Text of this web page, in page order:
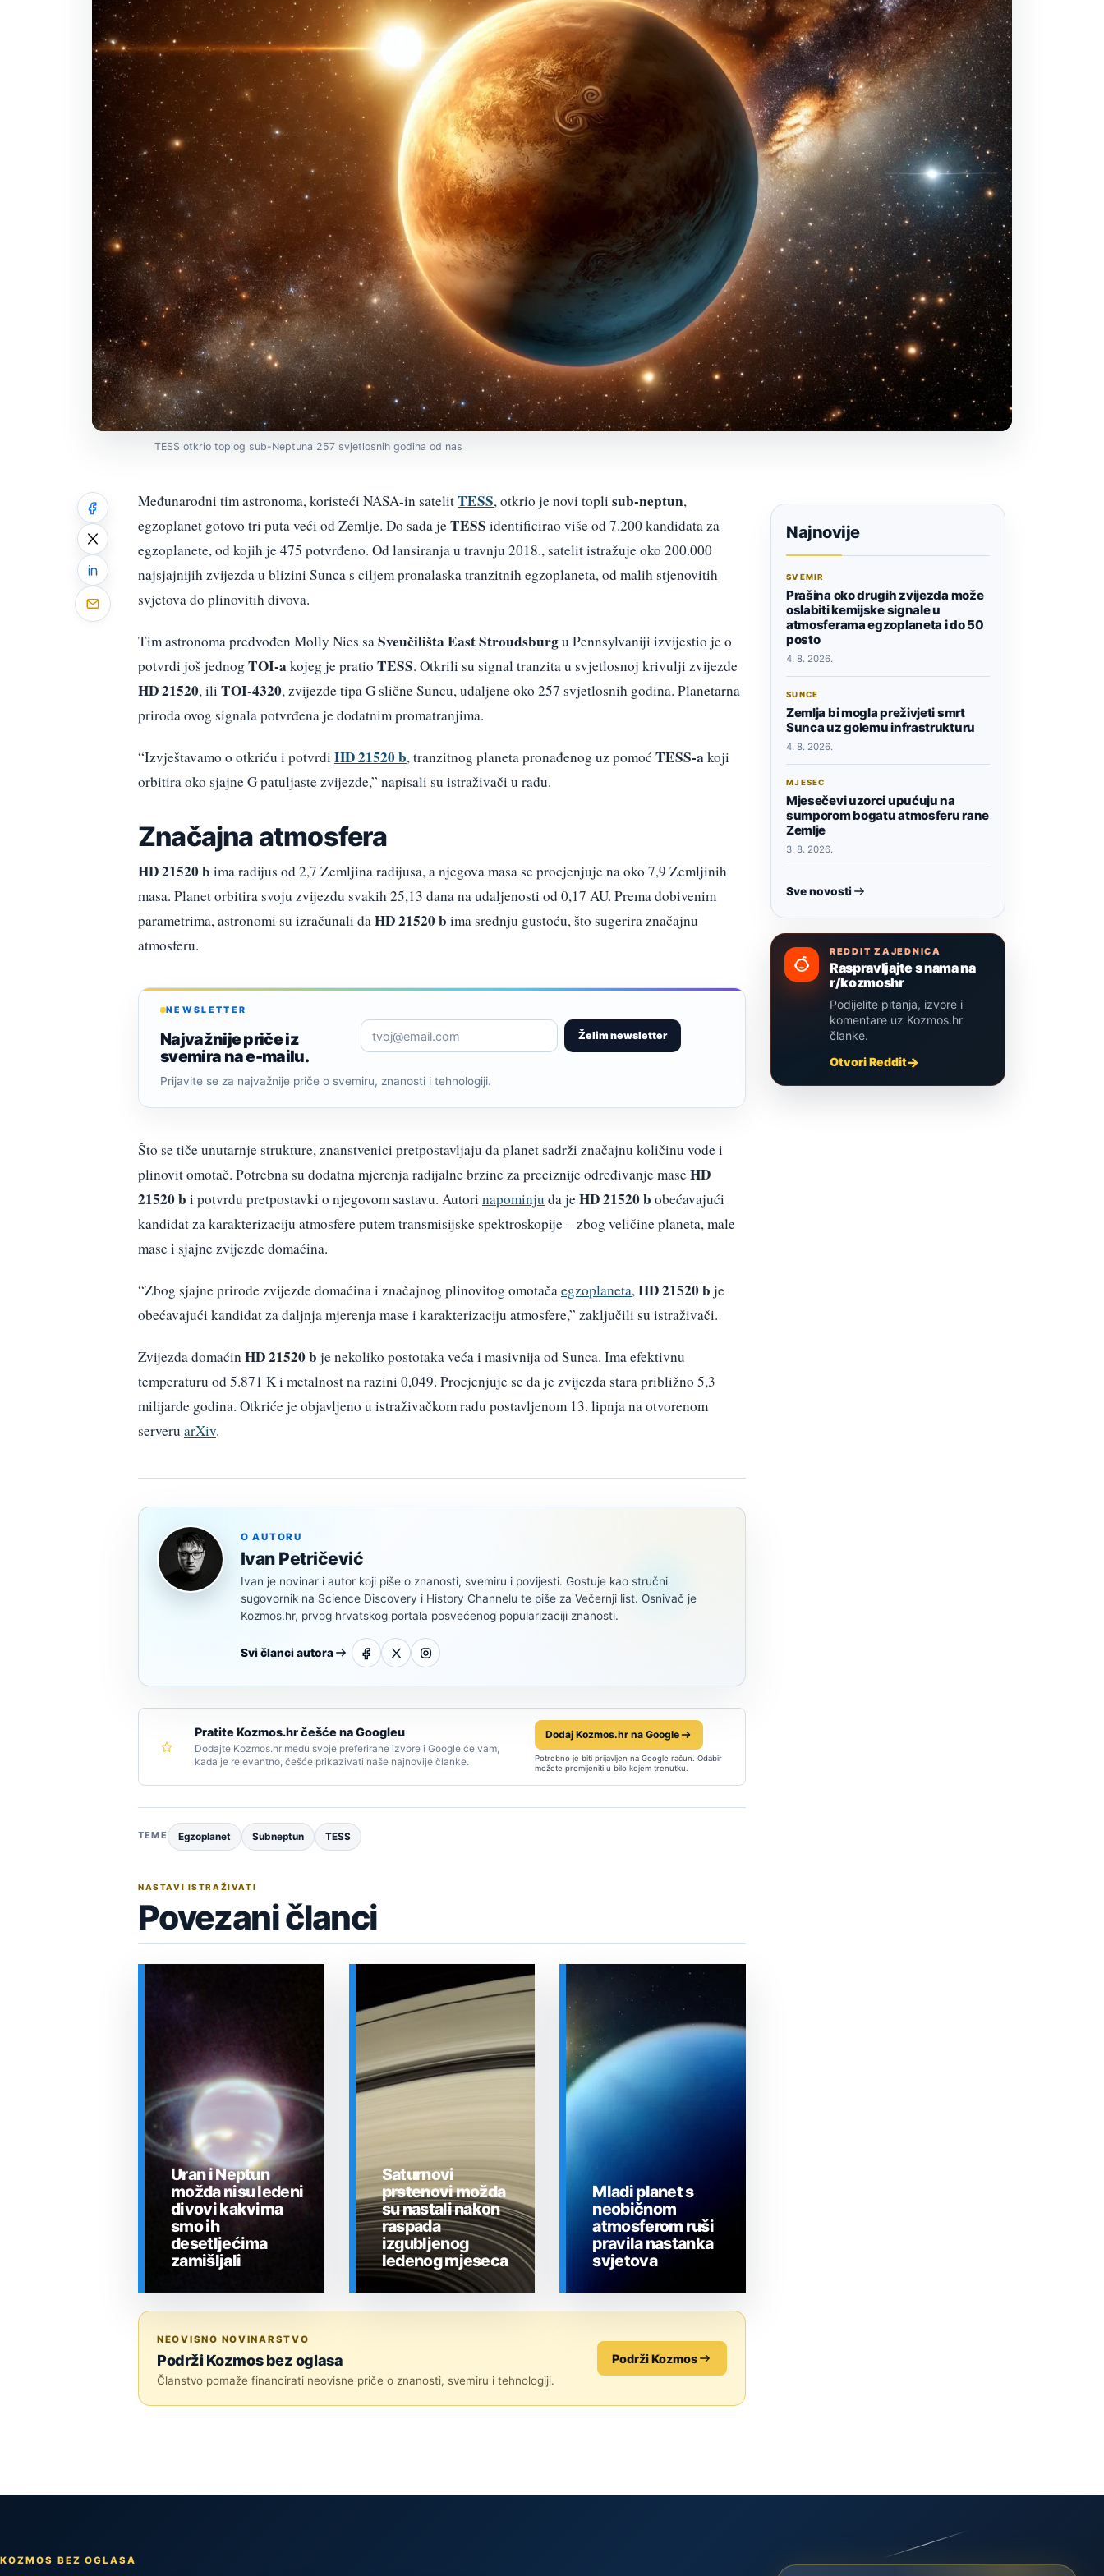
TESS otkrio toplog sub-Neptuna 257 svjetlosnih godina od nas
Međunarodni tim astronoma, koristeći NASA-in satelitTESS, otkrio je novi topli sub-neptun,
egzoplanet gotovo tri puta veći od Zemlje. Do sada jeTESS identificirao više od 7.200 kandidata za
egzoplanete, od kojih je 475 potvrđeno. Od lansiranja u travnju 2018., satelit istražuje oko 200.000
najsjajnijih zvijezda u blizini Sunca s ciljem pronalaska tranzitnih egzoplaneta, od malih stjenovitih
svjetova do plinovitih divova.
Tim astronoma predvođen Molly Nies saSveučilišta East Stroudsburgu Pennsylvaniji izvijestio je o
potvrdi još jednog TOI-a kojeg je pratio TESS. Otkrili su signal tranzita u svjetlosnoj krivulji zvijezde
HD 21520, ili TOI-4320, zvijezde tipa G slične Suncu, udaljene oko 257 svjetlosnih godina. Planetarna
priroda ovog signala potvrđena je dodatnim promatranjima.
“Izvještavamo o otkriću i potvrdi HD 21520 b,tranzitnog planeta pronađenog uz pomoć TESS-a koji
orbitira oko sjajne G patuljaste zvijezde,” napisali su istraživači u radu.
Značajna atmosfera
HD 21520 b ima radijus od 2,7 Zemljina radijusa, a njegova masa se procjenjuje na oko 7,9 Zemljinih
masa. Planet orbitira svoju zvijezdu svakih 25,13 dana na udaljenosti od 0,17 AU. Prema dobivenim
parametrima, astronomi su izračunali daHD 21520 b ima srednju gustoću, što sugerira značajnu
atmosferu.
NEWSLETTER
Najvažnije priče iz
svemira na e-mailu.
Želim newsletter
Prijavite se za najvažnije priče o svemiru, znanosti i tehnologiji.
Što se tiče unutarnje strukture, znanstvenici pretpostavljaju da planet sadrži značajnu količinu vode i
plinovit omotač. Potrebna su dodatna mjerenja radijalne brzine za preciznije određivanje maseHD
21520 b i potvrdu pretpostavki o njegovom sastavu. Autori napominju da jeHD 21520 b obećavajući
kandidat za karakterizaciju atmosfere putem transmisijske spektroskopije – zbog veličine planeta, male
mase i sjajne zvijezde domaćina.
“Zbog sjajne prirode zvijezde domaćina i značajnog plinovitog omotačaegzoplaneta,HD 21520 b je
obećavajući kandidat za daljnja mjerenja mase i karakterizaciju atmosfere,” zaključili su istraživači.
Zvijezda domaćinHD 21520 b je nekoliko postotaka veća i masivnija od Sunca. Ima efektivnu
temperaturu od 5.871 K i metalnost na razini 0,049. Procjenjuje se da je zvijezda stara približno 5,3
milijarde godina. Otkriće je objavljeno u istraživačkom radu postavljenom 13. lipnja na otvorenom
serveru arXiv.
O AUTORU
Ivan Petričević
Ivan je novinar i autor koji piše o znanosti, svemiru i povijesti. Gostuje kao stručni
sugovornik na Science Discovery i History Channelu te piše za Večernji list. Osnivač je
Kozmos.hr, prvog hrvatskog portala posvećenog popularizaciji znanosti.
Svi članci autora
Pratite Kozmos.hr češće na Googleu
Dodajte Kozmos.hr među svoje preferirane izvore i Google će vam,
kada je relevantno, češće prikazivati naše najnovije članke.
Dodaj Kozmos.hr na Google
Potrebno je biti prijavljen na Google račun. Odabir
možete promijeniti u bilo kojem trenutku.
TEME Egzoplanet Subneptun TESS
NASTAVI ISTRAŽIVATI
Povezani članci
Uran i Neptun
možda nisu ledeni
divovi kakvima
smo ih
desetljećima
zamišljali
Saturnovi
prstenovi možda
su nastali nakon
raspada
izgubljenog
ledenog mjeseca
Mladi planet s
neobičnom
atmosferom ruši
pravila nastanka
svjetova
NEOVISNO NOVINARSTVO
Podrži Kozmos bez oglasa
Članstvo pomaže financirati neovisne priče o znanosti, svemiru i tehnologiji.
Podrži Kozmos
Najnovije
SVEMIR
Prašina oko drugih zvijezda može
oslabiti kemijske signale u
atmosferama egzoplaneta i do 50
posto
4. 8. 2026.
SUNCE
Zemlja bi mogla preživjeti smrt
Sunca uz golemu infrastrukturu
4. 8. 2026.
MJESEC
Mjesečevi uzorci upućuju na
sumporom bogatu atmosferu rane
Zemlje
3. 8. 2026.
Sve novosti
REDDIT ZAJEDNICA
Raspravljajte s nama na
r/kozmoshr
Podijelite pitanja, izvore i
komentare uz Kozmos.hr
članke.
Otvori Reddit
KOZMOS BEZ OGLASA